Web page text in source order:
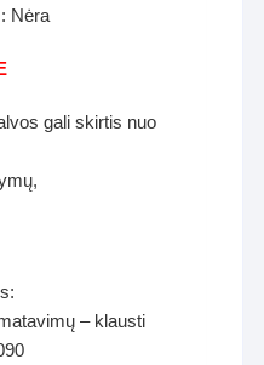
Nėra
gali skirtis nuo
– klausti